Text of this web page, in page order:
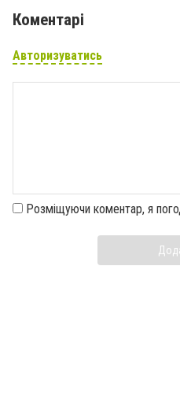
Коментарі
Авторизуватись
Розміщуючи коментар, я